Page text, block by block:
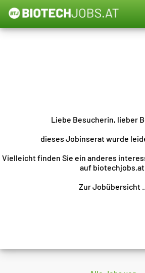
Liebe Besucherin, lieber
dieses Jobinserat wurde
Vielleicht finden Sie ein anderes
auf
Zur Jobübersicht